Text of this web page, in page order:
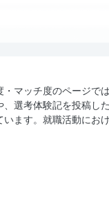
・マッチ度のページで
、選考体験記を投稿し
います。就職活動にお